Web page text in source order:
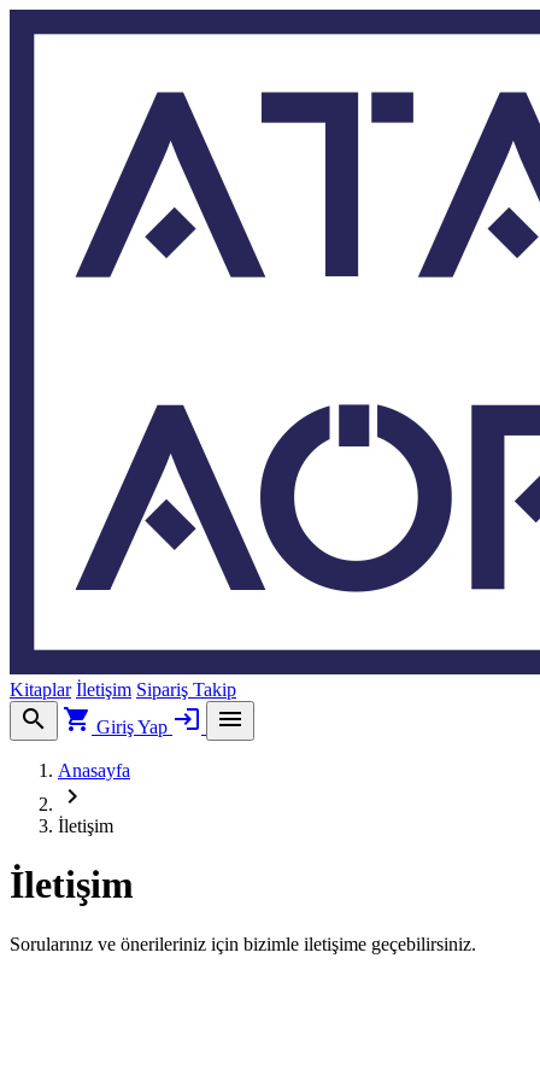
Kitaplar İletişim Sipariş Takip
search shopping_cart Giriş Yap login menu
Anasayfa
chevron_right
İletişim
İletişim
Sorularınız ve önerileriniz için bizimle iletişime geçebilirsiniz.